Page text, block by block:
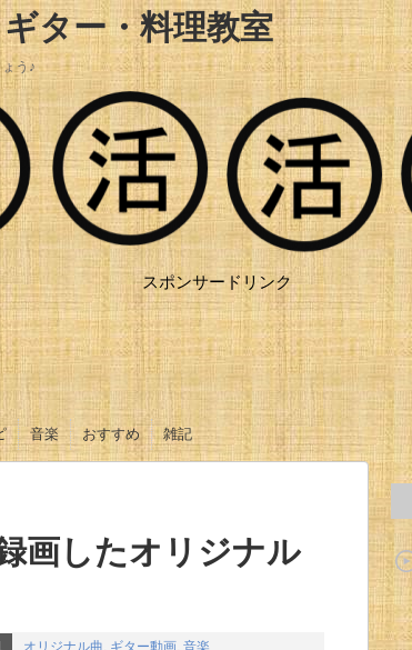
ギター・料理教室
う♪
スポンサードリンク
、タレ
音楽
オリジナル曲
ギター動画
おすすめ
調理器具
調味料
雑記
画したオリジナル
オリジナル曲, ギター動画, 音楽